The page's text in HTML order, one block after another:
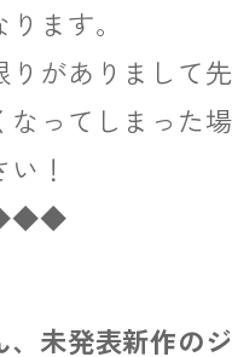
ます。
がありまして
なってしまった
！
、未発表新作の